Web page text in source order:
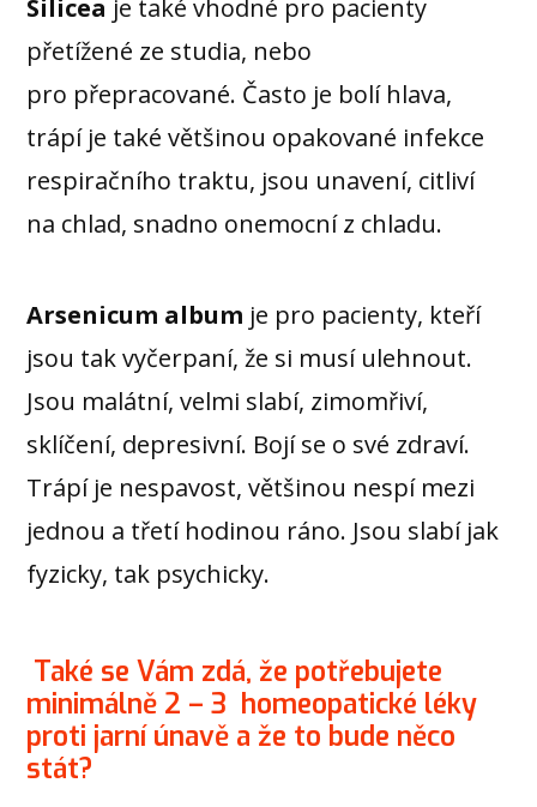
Silicea je také vhodné pro pacienty
přetížené ze studia, nebo
pro přepracované. Často je bolí hlava,
trápí je také většinou opakované infekce
respiračního traktu, jsou unavení, citliví
na chlad, snadno onemocní z chladu.
Arsenicum album je pro pacienty, kteří
jsou tak vyčerpaní, že si musí ulehnout.
Jsou malátní, velmi slabí, zimomřiví,
sklíčení, depresivní. Bojí se o své zdraví.
Trápí je nespavost, většinou nespí mezi
jednou a třetí hodinou ráno. Jsou slabí jak
fyzicky, tak psychicky.
Také se Vám zdá, že potřebujete
minimálně 2 – 3 homeopatické léky
proti jarní únavě a že to bude něco
stát?